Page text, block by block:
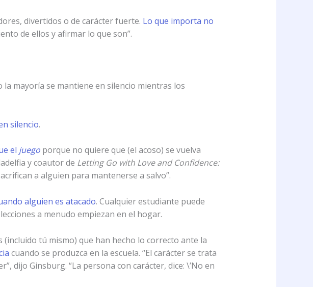
divertidos o de carácter fuerte. Lo que importa no
de ellos y afirmar lo que son”.
mayoría se mantiene en silencio mientras los
silencio.
el juegoporque no quiere que (el acoso) se vuelva
y coautor de Letting Go with Love and Confidence:
a alguien para mantenerse a salvo”.
alguien es atacado. Cualquier estudiante puede
a menudo empiezan en el hogar.
tú mismo) que han hecho lo correcto ante la
cuando se produzca en la escuela. “El carácter se trata
dijo Ginsburg. “La persona con carácter, dice: \’No en